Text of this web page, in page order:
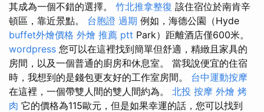
其成為一個不錯的選擇。 竹北推拿整復 該住宿位於南肯辛
頓區，靠近景點。 台胞證 過期 例如，海德公園（Hyde
buffet外燴價格 外燴 推薦 ptt Park）距離酒店僅600米。
wordpress 您可以在這裡找到簡單但舒適，精緻且家具的
房間，以及一個普通的廚房和休息室。 當我說便宜的住宿
時，我想到的是錢包更友好的工作室房間。 台中運動按摩
在這裡，一個帶雙人間的雙人間約為。 北投 按摩 外燴 烤
肉 它的價格為115歐元，但是如果幸運的話，您可以找到